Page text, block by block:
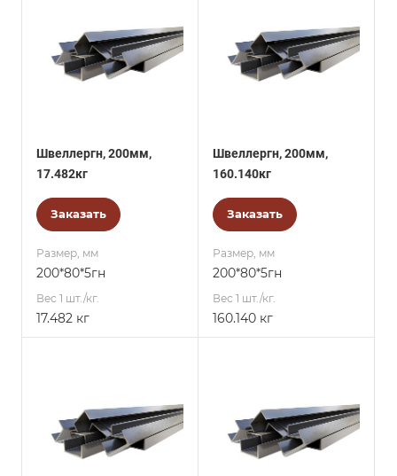
Швеллергн, 200мм,
17.482кг
Заказать
Размер, мм
200*80*5гн
Вес 1 шт./кг.
17.482 кг
Швеллергн, 200мм,
160.140кг
Заказать
Размер, мм
200*80*5гн
Вес 1 шт./кг.
160.140 кг